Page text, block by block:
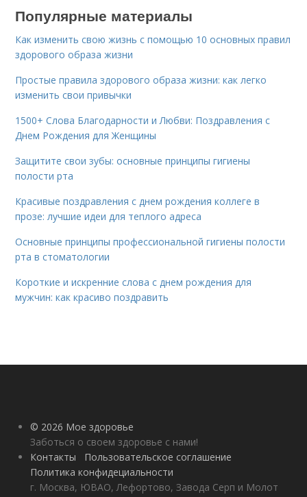
Популярные материалы
Как изменить свою жизнь с помощью 10 основных правил
здорового образа жизни
Простые правила здорового образа жизни: как легко
изменить свои привычки
1500+ Слова Благодарности и Любви: Поздравления с
Днем Рождения для Женщины
Защитите свои зубы: основные принципы гигиены
полости рта
Красивые поздравления с днем рождения коллеге в
прозе: лучшие идеи для теплого адреса
Основные принципы профессиональной гигиены полости
рта в стоматологии
Короткие и искренние слова с днем рождения для
мужчин: как красиво поздравить
© 2026 Мое здоровье
Заботься о своем здоровье с нами!
Контакты
Пользовательское соглашение
Политика конфидециальности
г. Москва, ЮВАО, Лефортово, Завода Серп и Молот